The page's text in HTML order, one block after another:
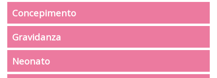
Concepimento
Gravidanza
Neonato